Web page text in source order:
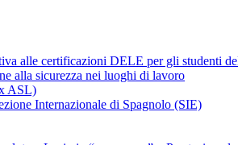
alle certificazioni DELE per gli studenti
alla sicurezza nei luoghi di lavoro
ASL)
Internazionale di Spagnolo (SIE)